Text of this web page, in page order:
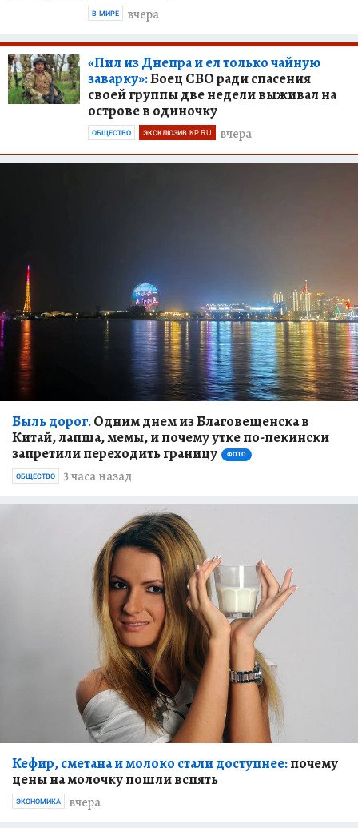
вчера
В МИРЕ
«Пил из Днепра и ел только чайную
заварку»:Боец СВО ради спасения
своей группы две недели выживал на
острове в одиночку
вчера
ОБЩЕСТВО ЭКСКЛЮЗИВ KP.RU
Быль дорог.Одним днем из Благовещенска в
Китай, лапша, мемы, и почему утке по-пекински
запретили переходить границу
ФОТО
3 часа назад
ОБЩЕСТВО
Кефир, сметана и молоко стали доступнее:почему
цены на молочку пошли вспять
вчера
ЭКОНОМИКА